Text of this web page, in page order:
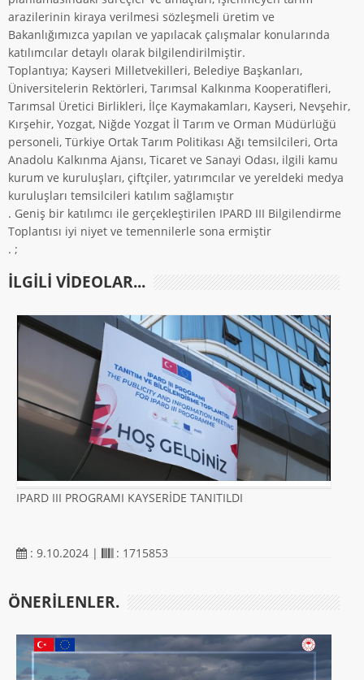
arazilerinin kiraya verilmesi sözleşmeli üretim ve
Bakanlığımızca yapılan ve yapılacak çalışmalar konularında
katılımcılar detaylı olarak bilgilendirilmiştir.
Toplantıya; Kayseri Milletvekilleri, Belediye Başkanları,
Üniversitelerin Rektörleri, Tarımsal Kalkınma Kooperatifleri,
Tarımsal Üretici Birlikleri, İlçe Kaymakamları, Kayseri, Nevşehir,
Kırşehir, Yozgat, Niğde Yozgat İl Tarım ve Orman Müdürlüğü
personeli, Türkiye Ortak Tarım Politikası Ağı temsilcileri, Orta
Anadolu Kalkınma Ajansı, Ticaret ve Sanayi Odası, ilgili kamu
kurum ve kuruluşları, çiftçiler, yatırımcılar ve yereldeki medya
kuruluşları temsilcileri katılım sağlamıştır
. Geniş bir katılımcı ile gerçekleştirilen IPARD III Bilgilendirme
Toplantısı iyi niyet ve temennilerle sona ermiştir
. ;
ILGILI VIDEOLAR...
IPARD III PROGRAMI KAYSERİDE TANITILDI
: 9.10.2024 | : 1715853
ÖNERILENLER.